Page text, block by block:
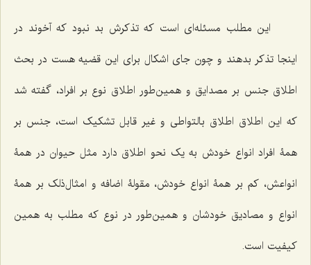
این مطلب مسئله‌ای است که تذکرش بد نبود که آخوند در
اینجا تذکر بدهند و چون جای اشکال برای این قضیه هست در بحث
اطلاق جنس بر مصدایق و همین‌طور اطلاق نوع بر افراد، گفته شد
که این اطلاق اطلاق بالتواطی و غیر قابل تشکیک است، جنس بر
همۀ افراد انواع خودش به یک نحو اطلاق دارد مثل حیوان در همۀ
انواعش، کم بر همۀ انواع خودش، مقولۀ اضافه و امثال‌ذلک بر همۀ
انواع و مصادیق خودشان و همین‌طور در نوع که مطلب به همین
کیفیت است.